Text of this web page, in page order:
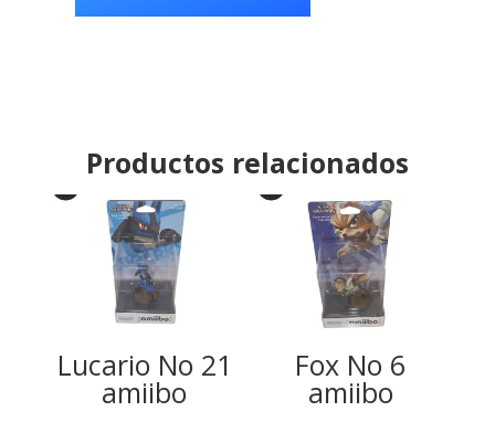
Productos relacionados
Lucario No 21
amiibo
Fox No 6
amiibo